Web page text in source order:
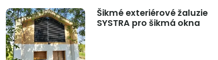
Šikmé exteriérové žaluzie
SYSTRA pro šikmá okna